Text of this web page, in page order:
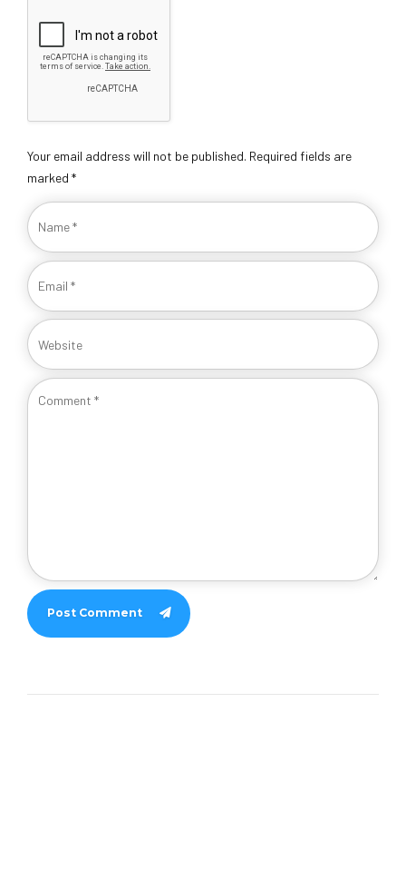
Your email address will not be published. Required fields are
marked *
Post Comment